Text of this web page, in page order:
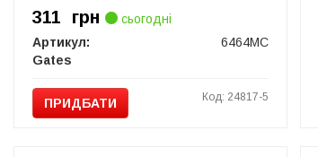
311 грн
сьогодні
Артикул:
6464MC
Gates
ПРИДБАТИ Код: 24817-5